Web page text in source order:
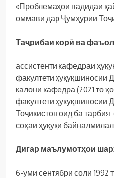
«Проблемаҳои падидаи
оммавӣ дар Ҷумҳурии
Таҷрибаи корӣ ва
ассистенти кафедраи
факултети ҳуқуқшиносии
калони кафедра (2021 то
факултети ҳукуқшиносии
Тоҷикистон оид ба тарбия
соҳаи ҳуқуқи
Дигар маълумотҳои
6-уми сентябри соли 1992